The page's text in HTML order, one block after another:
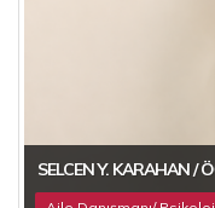
SELCEN Y. KARAHAN /